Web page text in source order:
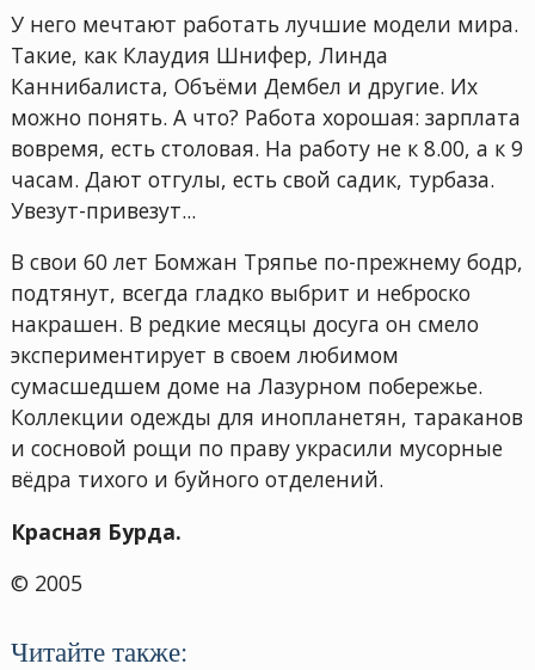
У него мечтают работать лучшие модели мира.
Такие, как Клаудия Шнифер, Линда
Каннибалиста, Объёми Дембел и другие. Их
можно понять. А что? Работа хорошая: зарплата
вовремя, есть столовая. На работу не к 8.00, а к 9
часам. Дают отгулы, есть свой садик, турбаза.
Увезут-привезут...
В свои 60 лет Бомжан Тряпье по-прежнему бодр,
подтянут, всегда гладко выбрит и неброско
накрашен. В редкие месяцы досуга он смело
экспериментирует в своем любимом
сумасшедшем доме на Лазурном побережье.
Коллекции одежды для инопланетян, тараканов
и сосновой рощи по праву украсили мусорные
вёдра тихого и буйного отделений.
Красная Бурда.
© 2005
Читайте также: